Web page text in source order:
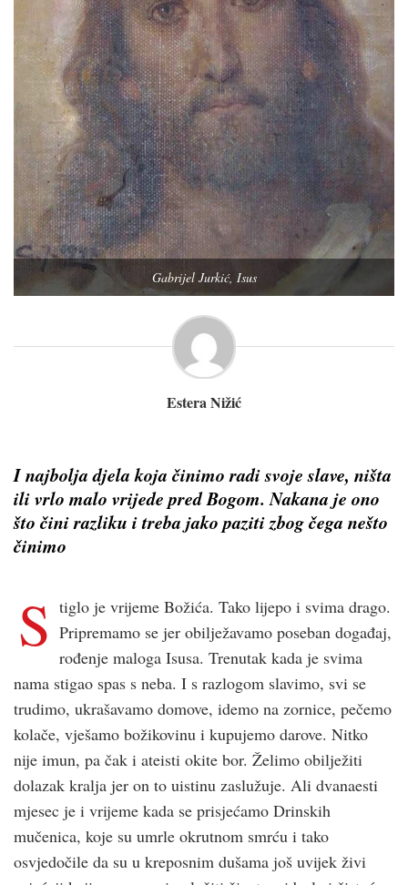
Gabrijel Jurkić, Isus
Estera Nižić
I najbolja djela koja činimo radi svoje slave, ništa
ili vrlo malo vrijede pred Bogom. Nakana je ono
što čini razliku i treba jako paziti zbog čega nešto
činimo
S tiglo je vrijeme Božića. Tako lijepo i svima drago.
Pripremamo se jer obilježavamo poseban događaj,
rođenje maloga Isusa. Trenutak kada je svima
nama stigao spas s neba. I s razlogom slavimo, svi se
trudimo, ukrašavamo domove, idemo na zornice, pečemo
kolače, vješamo božikovinu i kupujemo darove. Nitko
nije imun, pa čak i ateisti okite bor. Želimo obilježiti
dolazak kralja jer on to uistinu zaslužuje. Ali dvanaesti
mjesec je i vrijeme kada se prisjećamo Drinskih
mučenica, koje su umrle okrutnom smrću i tako
osvjedočile da su u kreposnim dušama još uvijek živi